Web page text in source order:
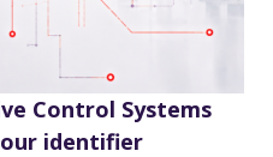
Control Systems
identifier